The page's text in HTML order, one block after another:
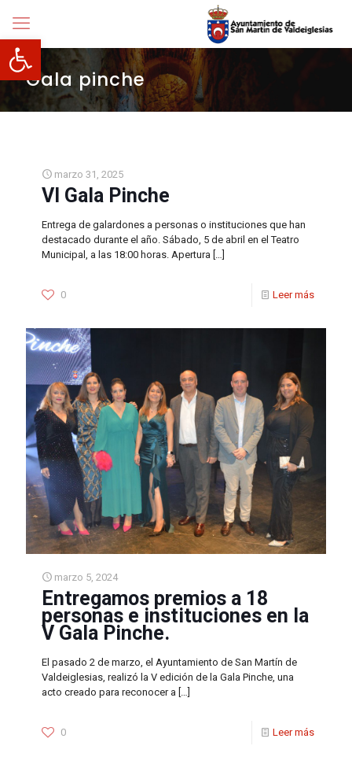
Abrir barra de herramientas
Gala pinche
marzo 31, 2025
VI Gala Pinche
Entrega de galardones a personas o instituciones que han
destacado durante el año. Sábado, 5 de abril en el Teatro
Municipal, a las 18:00 horas. Apertura […]
0 Leer más
marzo 5, 2024
Entregamos premios a 18
personas e instituciones en la
V Gala Pinche.
El pasado 2 de marzo, el Ayuntamiento de San Martín de
Valdeiglesias, realizó la V edición de la Gala Pinche, una
acto creado para reconocer a […]
0 Leer más